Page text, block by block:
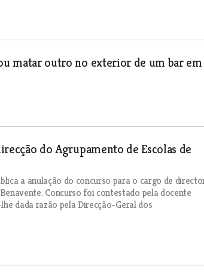
matar outro no exterior de um bar em
do Agrupamento de Escolas de
a anulação do concurso para o cargo de
Concurso foi contestado pela docente
dada razão pela Direcção-Geral dos